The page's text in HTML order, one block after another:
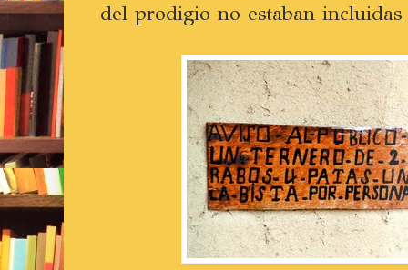
del prodigio no estaban